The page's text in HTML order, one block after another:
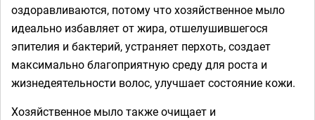
оздоравливаются, потому что хозяйственное мыло
идеально избавляет от жира, отшелушившегося
эпителия и бактерий, устраняет перхоть, создает
максимально благоприятную среду для роста и
жизнедеятельности волос, улучшает состояние кожи.
Хозяйственное мыло также очищает и